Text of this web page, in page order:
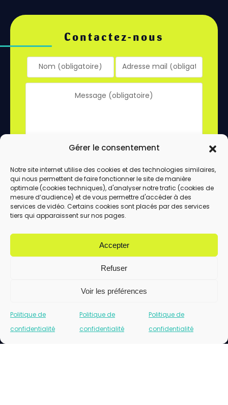
Gérer le consentement
Notre site internet utilise des cookies et des technologies similaires,
qui nous permettent de faire fonctionner le site de manière
optimale (cookies techniques), d'analyser notre trafic (cookies de
mesure d’audience) et de vous permettre d'accéder à des
services de vidéo. Certains cookies sont placés par des services
tiers qui apparaissent sur nos pages.
Accepter
Refuser
Voir les préférences
Politique de
confidentialité
Politique de
confidentialité
Politique de
confidentialité
Contactez-nous
En utilisant ce formulaire, vous acceptez le
stockage et le traitement de vos données
par ce site.